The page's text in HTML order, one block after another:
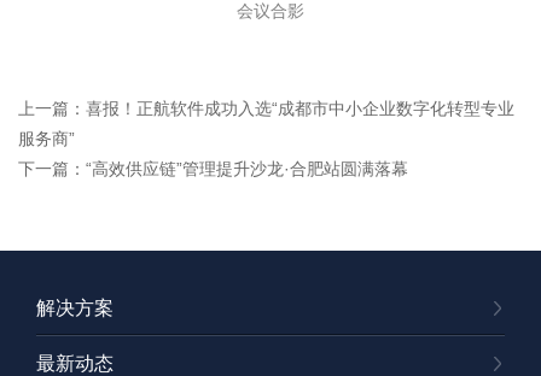
会议合影
上一篇：喜报！正航软件成功入选“成都市中小企业数字化转型专业
服务商”
下一篇：“高效供应链”管理提升沙龙·合肥站圆满落幕
解决方案
最新动态